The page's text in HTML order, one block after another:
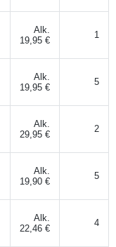
Alk.
19,95 €
1
Alk.
19,95 €
5
Alk.
29,95 €
2
Alk.
19,90 €
5
Alk.
22,46 €
4